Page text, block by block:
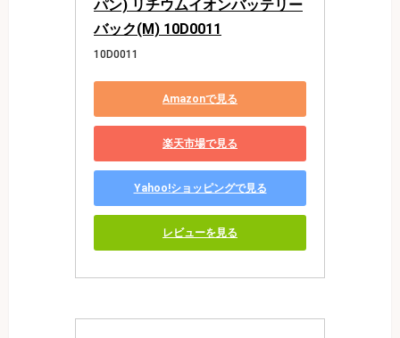
パン) リチウムイオンバッテリー
バック(M) 10D0011
10D0011
Amazonで見る
楽天市場で見る
Yahoo!ショッピングで見る
レビューを見る